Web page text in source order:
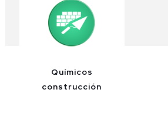
Químicos
construcción